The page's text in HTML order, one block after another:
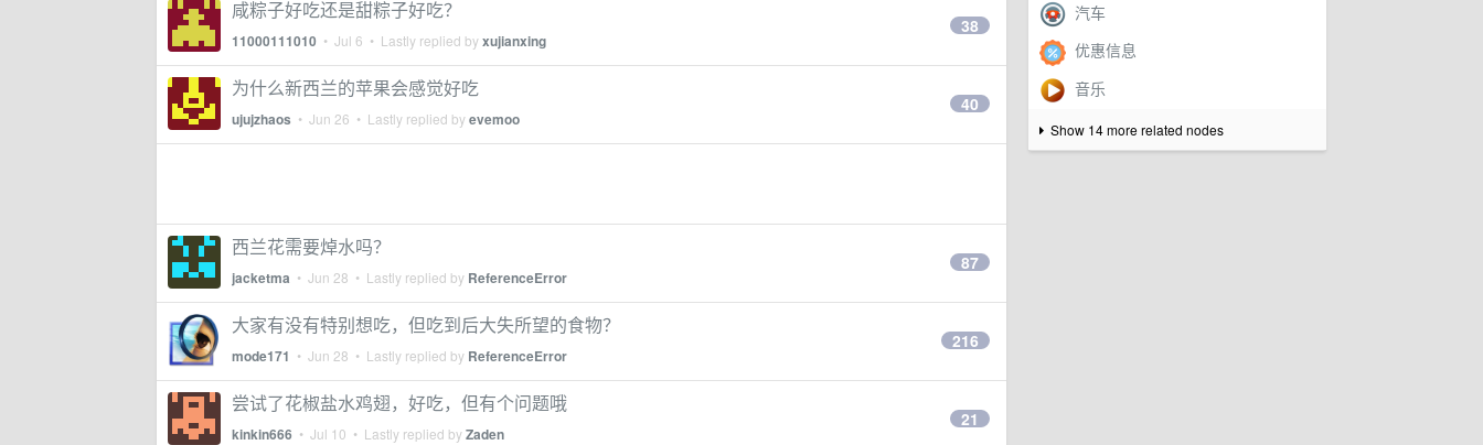
Show 14 more related nodes
咸粽子好吃还是甜粽子好吃？
11000111010 • Jul 6 • Lastly replied byxujianxing
38
为什么新西兰的苹果会感觉好吃
ujujzhaos • Jun 26 • Lastly replied byevemoo
40
西兰花需要焯水吗？
jacketma • Jun 28 • Lastly replied by ReferenceError
87
大家有没有特别想吃，但吃到后大失所望的食物？
mode171 • Jun 28 • Lastly replied by ReferenceError
216
尝试了花椒盐水鸡翅，好吃，但有个问题哦
kinkin666 • Jul 10 • Lastly replied byZaden
21